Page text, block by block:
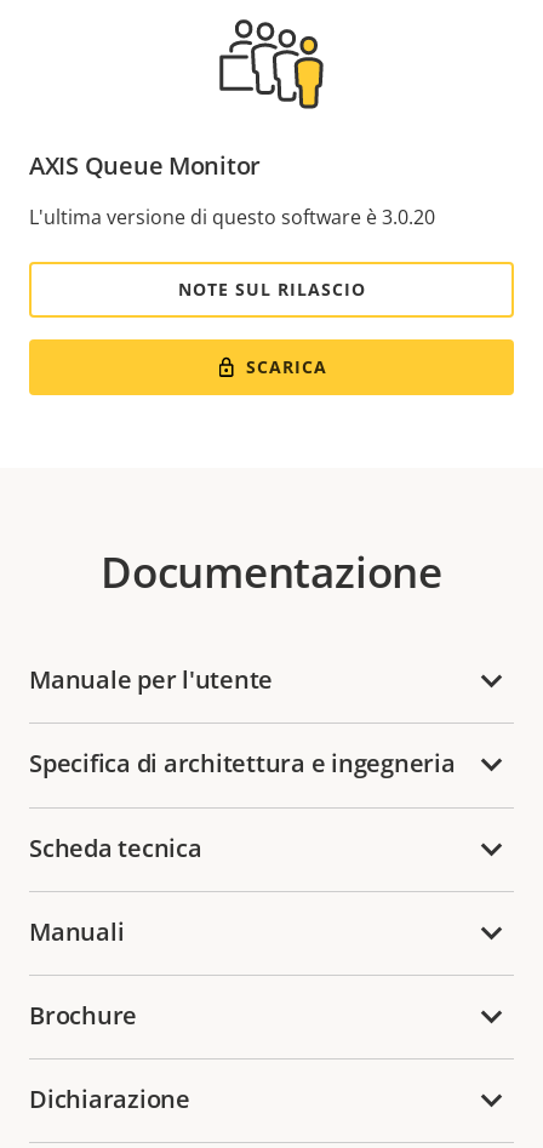
AXIS Queue Monitor
L'ultima versione di questo software è 3.0.20
NOTE SUL RILASCIO
SCARICA
Documentazione
Manuale per l'utente
Specifica di architettura e ingegneria
Scheda tecnica
Manuali
Brochure
Dichiarazione